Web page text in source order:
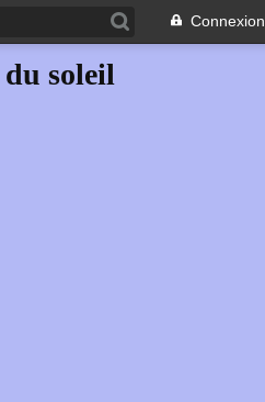
Connexion
soleil